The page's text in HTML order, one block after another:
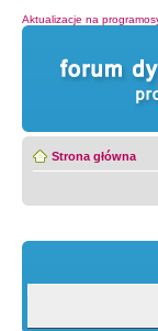
Aktualizacje na
Strona główna